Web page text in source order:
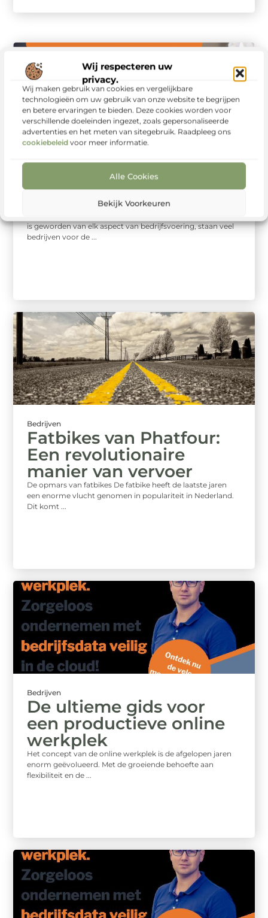
Wij respecteren uw
privacy.
Wij maken gebruik van cookies en vergelijkbare
technologieën om uw gebruik van onze website te begrijpen
en betere ervaringen te bieden. Deze cookies worden voor
verschillende doeleinden ingezet, zoals gepersonaliseerde
advertenties en het meten van sitegebruik. Raadpleeg ons
cookiebeleid voor meer informatie.
Alle Cookies
Bekijk Voorkeuren
Waarom ICT
uitbesteden een slimme
keuze is voor bedrijven
is geworden van elk aspect van bedrijfsvoering, staan veel
bedrijven voor de ...
Bedrijven
Fatbikes van Phatfour:
Een revolutionaire
manier van vervoer
De opmars van fatbikes De fatbike heeft de laatste jaren
een enorme vlucht genomen in populariteit in Nederland.
Dit komt ...
Bedrijven
De ultieme gids voor
een productieve online
werkplek
Het concept van de online werkplek is de afgelopen jaren
enorm geëvolueerd. Met de groeiende behoefte aan
flexibiliteit en de ...